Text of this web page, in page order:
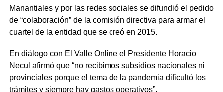
Manantiales y por las redes sociales se difundió el pedido
de “colaboración” de la comisión directiva para armar el
cuartel de la entidad que se creó en 2015.
En diálogo con El Valle Online el Presidente Horacio
Necul afirmó que “no recibimos subsidios nacionales ni
provinciales porque el tema de la pandemia dificultó los
trámites y siempre hay gastos operativos”.